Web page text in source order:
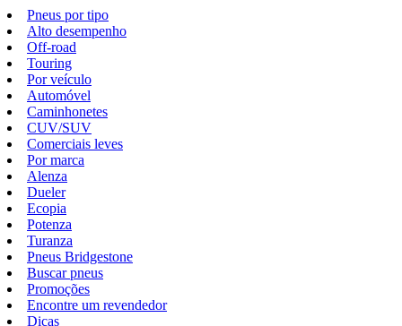
Pneus por tipo
Alto desempenho
Off-road
Touring
Por veículo
Automóvel
Caminhonetes
CUV/SUV
Comerciais leves
Por marca
Alenza
Dueler
Ecopia
Potenza
Turanza
Pneus Bridgestone
Buscar pneus
Promoções
Encontre um revendedor
Dicas